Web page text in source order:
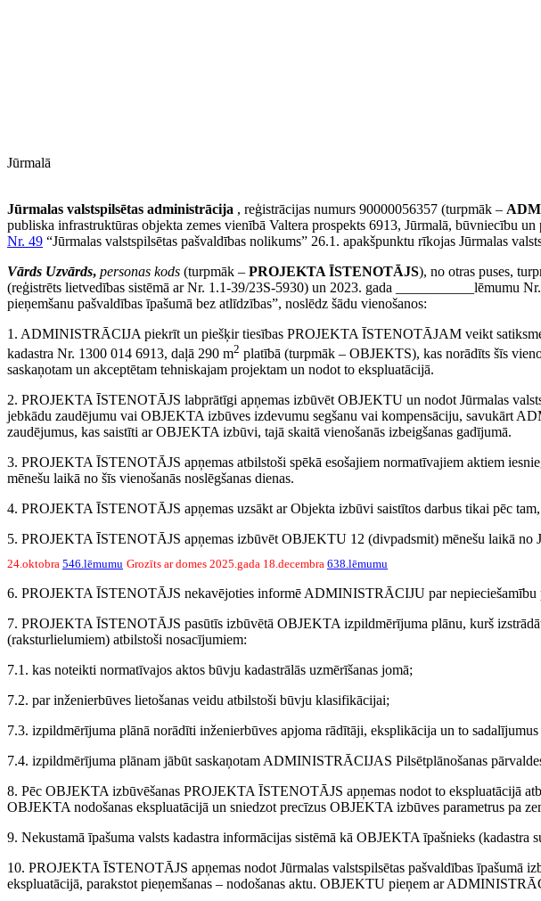
Jūrmalā
Jūrmalas valstspilsētas administrācija , reģistrācijas numurs 90000056357 (turpmāk –
publiska infrastruktūras objekta zemes vienībā Valtera prospekts 6913, Jūrmalā, būvniecību
Nr. 49 “Jūrmalas valstspilsētas pašvaldības nolikums” 26.1. apakšpunktu rīkojas Jūrmalas
Vārds Uzvārds, personas kods (turpmāk – PROJEKTA ĪSTENOTĀJS), no otras puses,
(reģistrēts lietvedības sistēmā ar Nr. 1.1-39/23S-5930) un 2023. gada ___________lēmumu
pieņemšanu pašvaldības īpašumā bez atlīdzības”, noslēdz šādu vienošanos:
1. ADMINISTRĀCIJA piekrīt un piešķir tiesības PROJEKTA ĪSTENOTĀJAM veikt
kadastra Nr. 1300 014 6913, daļā 290 m2 platībā (turpmāk – OBJEKTS), kas norādīts šīs
saskaņotam un akceptētam tehniskajam projektam un nodot to ekspluatācijā.
2. PROJEKTA ĪSTENOTĀJS labprātīgi apņemas izbūvēt OBJEKTU un nodot Jūrmalas
jebkādu zaudējumu vai OBJEKTA izbūves izdevumu segšanu vai kompensāciju, savukārt
zaudējumus, kas saistīti ar OBJEKTA izbūvi, tajā skaitā vienošanās izbeigšanas gadījumā.
3. PROJEKTA ĪSTENOTĀJS apņemas atbilstoši spēkā esošajiem normatīvajiem aktiem
mēnešu laikā no šīs vienošanās noslēgšanas dienas.
4. PROJEKTA ĪSTENOTĀJS apņemas uzsākt ar Objekta izbūvi saistītos darbus tikai pēc
5. PROJEKTA ĪSTENOTĀJS apņemas izbūvēt OBJEKTU 12 (divpadsmit) mēnešu laikā no
24.oktobra 546.lēmumu Grozīts ar domes 2025.gada 18.decembra 638.lēmumu
6. PROJEKTA ĪSTENOTĀJS nekavējoties informē ADMINISTRĀCIJU par nepieciešamību
7. PROJEKTA ĪSTENOTĀJS pasūtīs izbūvētā OBJEKTA izpildmērījuma plānu, kurš
(raksturlielumiem) atbilstoši nosacījumiem:
7.1. kas noteikti normatīvajos aktos būvju kadastrālās uzmērīšanas jomā;
7.2. par inženierbūves lietošanas veidu atbilstoši būvju klasifikācijai;
7.3. izpildmērījuma plānā norādīti inženierbūves apjoma rādītāji, eksplikācija un to sadalījumus
7.4. izpildmērījuma plānam jābūt saskaņotam ADMINISTRĀCIJAS Pilsētplānošanas
8. Pēc OBJEKTA izbūvēšanas PROJEKTA ĪSTENOTĀJS apņemas nodot to ekspluatācijā
OBJEKTA nodošanas ekspluatācijā un sniedzot precīzus OBJEKTA izbūves parametrus pa
9. Nekustamā īpašuma valsts kadastra informācijas sistēmā kā OBJEKTA īpašnieks (kadastra
10. PROJEKTA ĪSTENOTĀJS apņemas nodot Jūrmalas valstspilsētas pašvaldības
ekspluatācijā, parakstot pieņemšanas – nodošanas aktu. OBJEKTU pieņem ar